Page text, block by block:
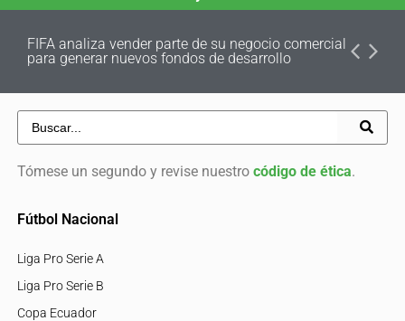
FIFA analiza vender parte de su negocio comercial
para generar nuevos fondos de desarrollo
Tómese un segundo y revise nuestro código de ética.
Fútbol Nacional
Liga Pro Serie A
Liga Pro Serie B
Copa Ecuador